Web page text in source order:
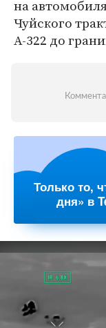
на
Чуйского
А-322 до
Только то,
дня» в